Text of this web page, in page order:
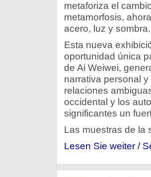
metaforiza el
metamorfosis,
acero, luz y sombra.
Esta nueva
oportunidad única
de Ai Weiwei,
narrativa personal
relaciones
occidental y los
significantes un
Las muestras de la
Lesen Sie weiter /